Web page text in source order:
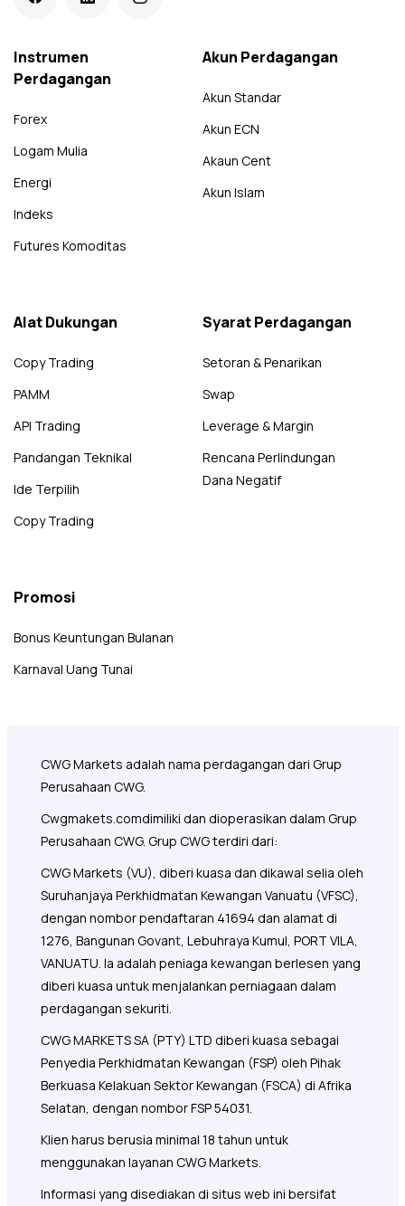
Instrumen
Perdagangan
Forex
Logam Mulia
Energi
Indeks
Futures Komoditas
Akun Perdagangan
Akun Standar
Akun ECN
Akaun Cent
Akun Islam
Alat Dukungan
Copy Trading
PAMM
API Trading
Pandangan Teknikal
Ide Terpilih
Copy Trading
Syarat Perdagangan
Setoran & Penarikan
Swap
Leverage & Margin
Rencana Perlindungan
Dana Negatif
Promosi
Bonus Keuntungan Bulanan
Karnaval Uang Tunai
CWG Markets adalah nama perdagangan dari Grup
Perusahaan CWG.
Cwgmakets.comdimiliki dan dioperasikan dalam Grup
Perusahaan CWG. Grup CWG terdiri dari:
CWG Markets (VU), diberi kuasa dan dikawal selia oleh
Suruhanjaya Perkhidmatan Kewangan Vanuatu (VFSC),
dengan nombor pendaftaran 41694 dan alamat di
1276, Bangunan Govant, Lebuhraya Kumul, PORT VILA,
VANUATU. Ia adalah peniaga kewangan berlesen yang
diberi kuasa untuk menjalankan perniagaan dalam
perdagangan sekuriti.
CWG MARKETS SA (PTY) LTD diberi kuasa sebagai
Penyedia Perkhidmatan Kewangan (FSP) oleh Pihak
Berkuasa Kelakuan Sektor Kewangan (FSCA) di Afrika
Selatan, dengan nombor FSP 54031.
Klien harus berusia minimal 18 tahun untuk
menggunakan layanan CWG Markets.
Informasi yang disediakan di situs web ini bersifat